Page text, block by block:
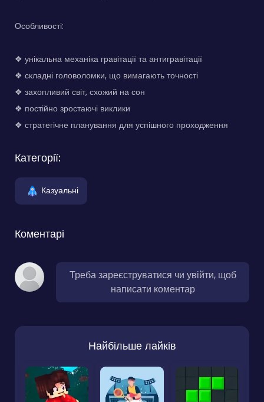
Особливості:
❖ унікальна механіка гравітації та антигравітації
❖ складні головоломки, що вимагають точності
❖ захопливий світ, схожий на сон
❖ постійно зростаючі виклики
❖ стратегічне планування для успішного проходження
Категорії:
Казуальні
Коментарі
Треба зареєструватися чи увійти, щоб
написати коментар
Найбільше лайків